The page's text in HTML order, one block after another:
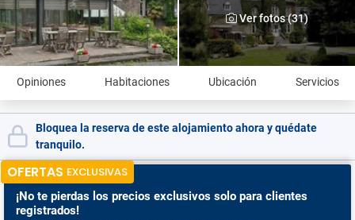
Ver fotos (31)
Opiniones Habitaciones Ubicación Servicios
Bloquea la reserva de este alojamiento ahora y quédate
tranquilo.
OFERTAS EXCLUSIVAS
¡No te pierdas los precios exclusivos solo para clientes
registrados!